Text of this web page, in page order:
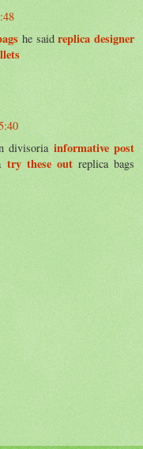
he saidreplica designer
divisoria informative post
try these outreplica bags